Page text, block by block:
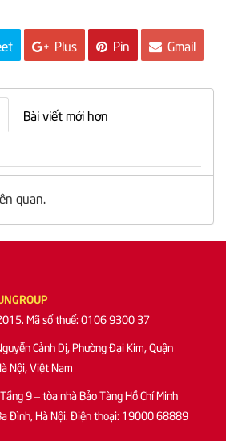
Plus Pin Gmail
Bài viết mới hơn
quan.
Mã số thuế: 0106 9300 37
Cảnh Dị, Phường Đại Kim, Quận
Nội, Việt Nam
Tầng 9 – tòa nhà Bảo Tàng Hồ Chí Minh
Đình, Hà Nội. Điện thoại: 19000 68889